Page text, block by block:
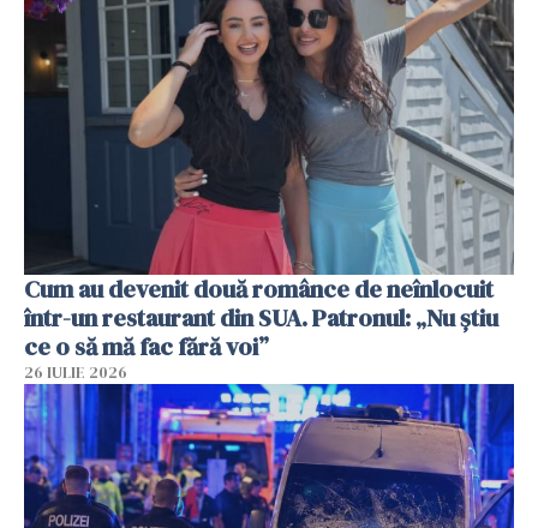
Cum au devenit două românce de neînlocuit
într-un restaurant din SUA. Patronul: „Nu știu
ce o să mă fac fără voi”
26 IULIE 2026